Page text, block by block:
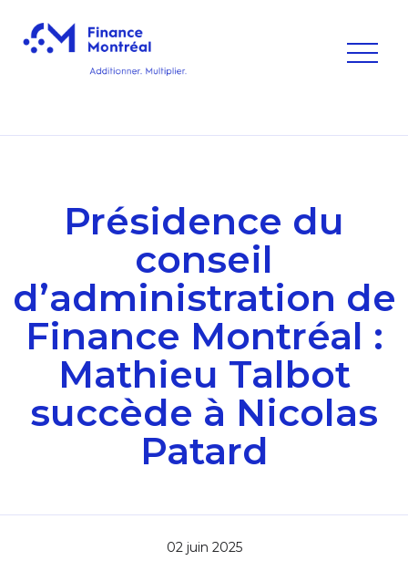
Présidence du
conseil
d’administration de
Finance Montréal :
Mathieu Talbot
succède à Nicolas
Patard
02 juin 2025